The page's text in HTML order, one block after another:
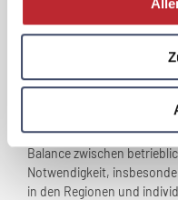
Welche
haben sich im
Die größte
Balance zwischen
Notwendigkeit,
in den Regionen und